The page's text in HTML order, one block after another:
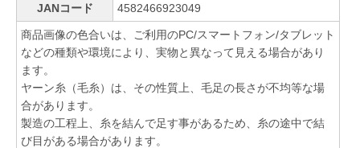
JANコード 4582466923049
商品画像の色合いは、ご利用のPC/スマートフォン/タブレット
などの種類や環境により、実物と異なって見える場合があり
ます。
ヤーン糸（毛糸）は、その性質上、毛足の長さが不均等な場
合があります。
製造の工程上、糸を結んで足す事があるため、糸の途中で結
び目がある場合があります。